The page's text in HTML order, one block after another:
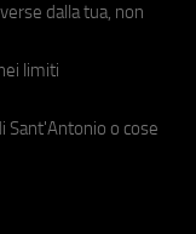
dalla tua, non
limiti
Sant'Antonio o cose